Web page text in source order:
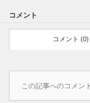
コメント
コメント (0)
この記事へのコメン